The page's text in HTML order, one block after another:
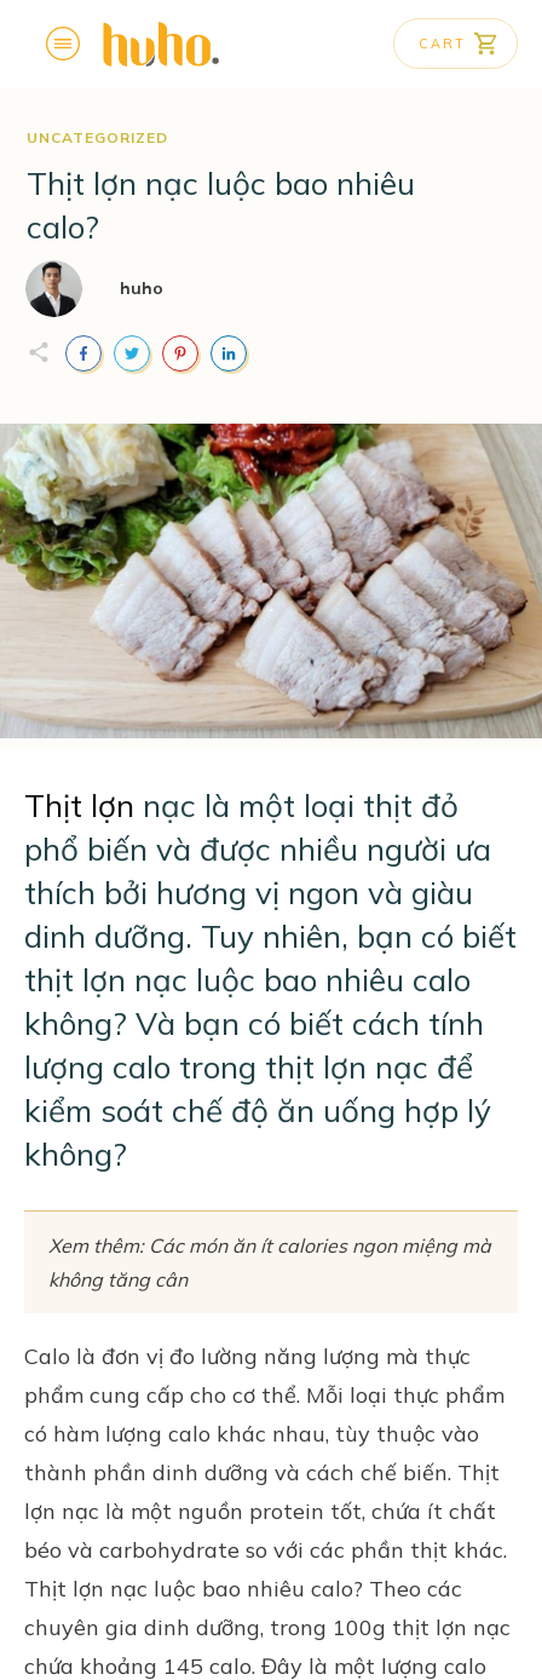
CART
UNCATEGORIZED
Thịt lợn nạc luộc bao nhiêu
calo?
huho
Thịt lợn nạc là một loại thịt đỏ
phổ biến và được nhiều người ưa
thích bởi hương vị ngon và giàu
dinh dưỡng. Tuy nhiên, bạn có biết
thịt lợn nạc luộc bao nhiêu calo
không? Và bạn có biết cách tính
lượng calo trong thịt lợn nạc để
kiểm soát chế độ ăn uống hợp lý
không?
Xem thêm: Các món ăn ít calories ngon miệng mà
không tăng cân
Calo là đơn vị đo lường năng lượng mà thực
phẩm cung cấp cho cơ thể. Mỗi loại thực phẩm
có hàm lượng calo khác nhau, tùy thuộc vào
thành phần dinh dưỡng và cách chế biến. Thịt
lợn nạc là một nguồn protein tốt, chứa ít chất
béo và carbohydrate so với các phần thịt khác.
Thịt lợn nạc luộc bao nhiêu calo? Theo các
chuyên gia dinh dưỡng, trong 100g thịt lợn nạc
chứa khoảng 145 calo. Đây là một lượng calo